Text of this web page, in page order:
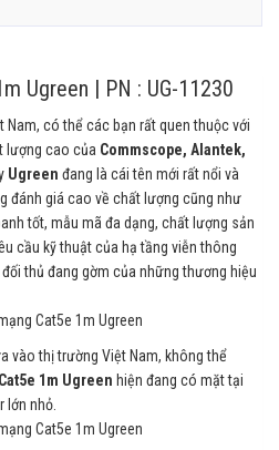
Ugreen | PN : UG-11230
Nam, có thể các bạn rất quen thuộc với
lượng cao của Commscope, Alantek,
Ugreen đang là cái tên mới rất nổi và
đánh giá cao về chất lượng cũng như
tốt, mẫu mã đa dạng, chất lượng sản
cầu kỹ thuật của hạ tầng viễn thông
thủ đang gờm của những thương hiệu
vào thị trường Việt Nam, không thể
1m Ugreen hiện đang có mặt tại
lớn nhỏ.